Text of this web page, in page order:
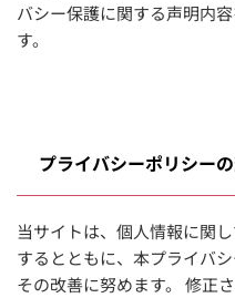
バシー保護に関する声明内
す。
プライバシーポリシー
当サイトは、個人情報に関
するとともに、本プライバ
その改善に努めます。 修正